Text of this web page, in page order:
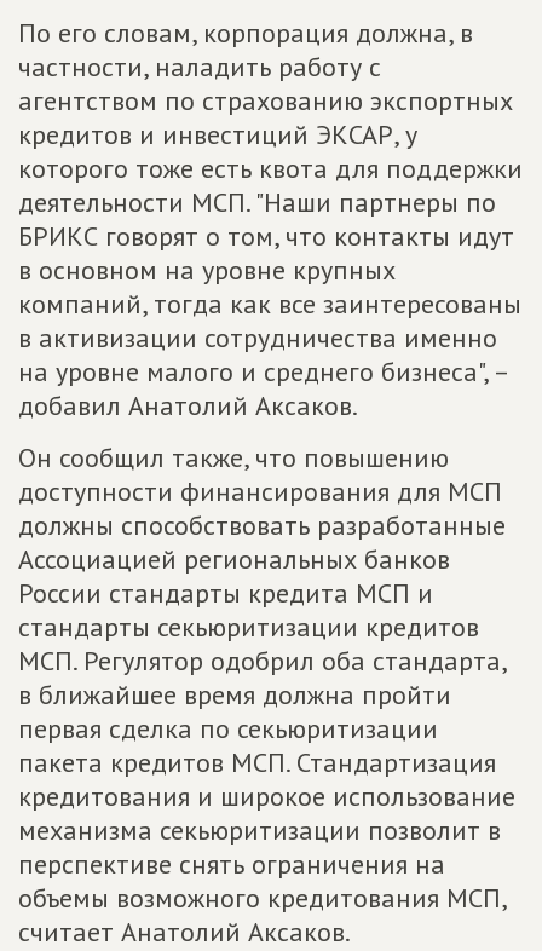
По его словам, корпорация должна, в
частности, наладить работу с
агентством по страхованию экспортных
кредитов и инвестиций ЭКСАР, у
которого тоже есть квота для поддержки
деятельности МСП. "Наши партнеры по
БРИКС говорят о том, что контакты идут
в основном на уровне крупных
компаний, тогда как все заинтересованы
в активизации сотрудничества именно
на уровне малого и среднего бизнеса", –
добавил Анатолий Аксаков.
Он сообщил также, что повышению
доступности финансирования для МСП
должны способствовать разработанные
Ассоциацией региональных банков
России стандарты кредита МСП и
стандарты секьюритизации кредитов
МСП. Регулятор одобрил оба стандарта,
в ближайшее время должна пройти
первая сделка по секьюритизации
пакета кредитов МСП. Стандартизация
кредитования и широкое использование
механизма секьюритизации позволит в
перспективе снять ограничения на
объемы возможного кредитования МСП,
считает Анатолий Аксаков.